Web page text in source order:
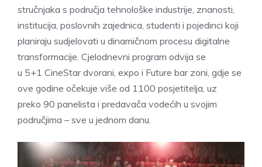
stručnjaka s područja tehnološke industrije, znanosti,
institucija, poslovnih zajednica, studenti i pojedinci koji
planiraju sudjelovati u dinamičnom procesu digitalne
transformacije. Cjelodnevni program odvija se
u 5+1 CineStar dvorani, expo i Future bar zoni, gdje se
ove godine očekuje više od 1100 posjetitelja, uz
preko 90 panelista i predavača vodećih u svojim
područjima – sve u jednom danu.